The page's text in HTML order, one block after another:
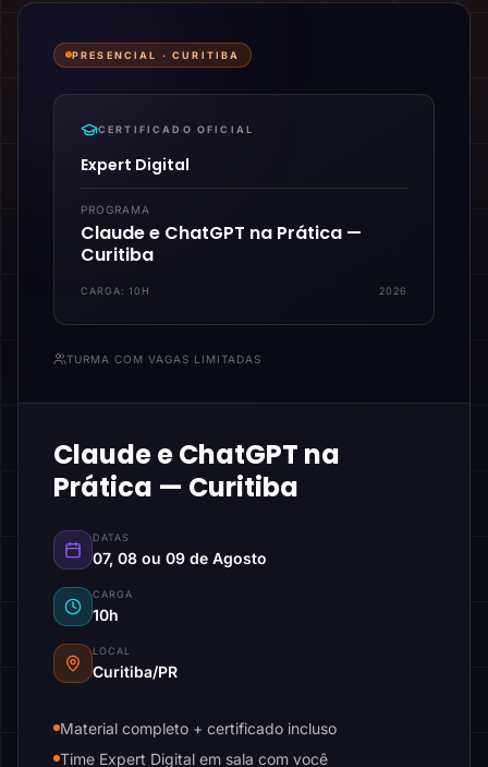
PRESENCIAL ·CURITIBA
CERTIFICADO OFICIAL
Expert Digital
PROGRAMA
Claude e ChatGPT na Prática —
Curitiba
CARGA:10H 2026
TURMA COM VAGAS LIMITADAS
Claude e ChatGPT na
Prática — Curitiba
DATAS
07, 08 ou 09 de Agosto
CARGA
10h
LOCAL
Curitiba/PR
Material completo + certificado incluso
Time Expert Digital em sala com você